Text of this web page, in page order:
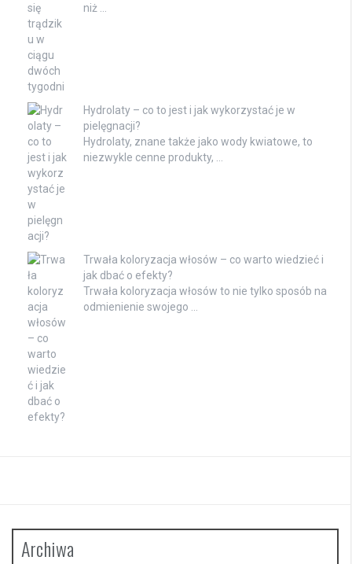
niż …
Hydrolaty – co to jest i jak wykorzystać je w
pielęgnacji?
Hydrolaty, znane także jako wody kwiatowe, to
niezwykle cenne produkty, …
Trwała koloryzacja włosów – co warto wiedzieć i
jak dbać o efekty?
Trwała koloryzacja włosów to nie tylko sposób na
odmienienie swojego …
Archiwa